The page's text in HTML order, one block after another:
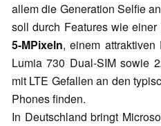
allem die Generation Selfie
soll durch Features wie
5-MPixeln, einem
Lumia 730 Dual-SIM sowie
mit LTE Gefallen an den
Phones finden.
In Deutschland bringt